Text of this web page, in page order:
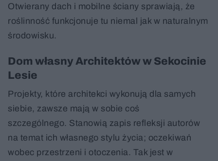
Otwierany dach i mobilne ściany sprawiają, że
roślinność funkcjonuje tu niemal jak w naturalnym
środowisku.
Dom własny Architektów w Sekocinie
Lesie
Projekty, które architekci wykonują dla samych
siebie, zawsze mają w sobie coś
szczególnego. Stanowią zapis refleksji autorów
na temat ich własnego stylu życia; oczekiwań
wobec przestrzeni i otoczenia. Tak jest w